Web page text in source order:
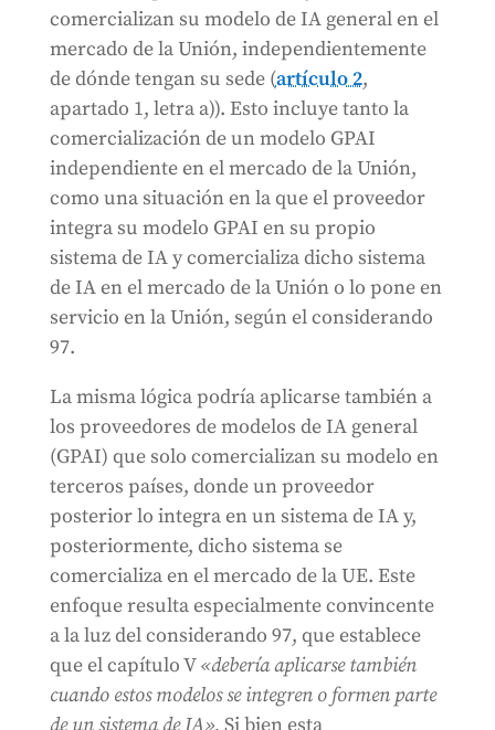
comercializan su modelo de IA general en el
mercado de la Unión, independientemente
de dónde tengan su sede (artículo 2,
apartado 1, letra a)). Esto incluye tanto la
comercialización de un modelo GPAI
independiente en el mercado de la Unión,
como una situación en la que el proveedor
integra su modelo GPAI en su propio
sistema de IA y comercializa dicho sistema
de IA en el mercado de la Unión o lo pone en
servicio en la Unión, según el considerando
97.
La misma lógica podría aplicarse también a
los proveedores de modelos de IA general
(GPAI) que solo comercializan su modelo en
terceros países, donde un proveedor
posterior lo integra en un sistema de IA y,
posteriormente, dicho sistema se
comercializa en el mercado de la UE. Este
enfoque resulta especialmente convincente
a la luz del considerando 97, que establece
que el capítulo V«debería aplicarse también
cuando estos modelos se integren o formen parte
de un sistema de IA». Si bien esta